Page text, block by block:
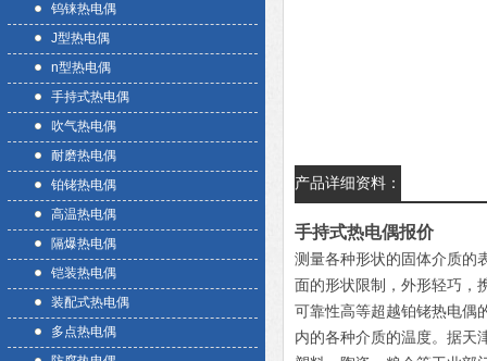
钨铼热电偶
J型热电偶
n型热电偶
手持式热电偶
吹气热电偶
耐磨热电偶
铂铑热电偶
高温热电偶
隔爆热电偶
铠装热电偶
装配式热电偶
多点热电偶
产品详细资料：
手持式热电偶报价
测量各种形状的固体介质的
面的形状限制，外形轻巧，
可靠性高等超越铂铑热电偶
内的各种介质的温度。据天